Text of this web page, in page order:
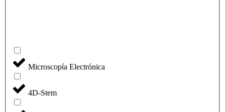
Microscopía Electrónica
4D-Stem